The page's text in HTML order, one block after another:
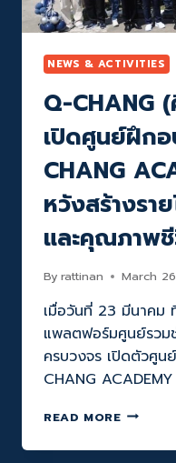
BRAND
2
ซ้อน
“แบ็
คอัพ
ทุก
บ้าน”
NEWS & ACTIVITIES
Q-CHANG
เปิดศูนย์ฝึกอ
CHANG
หวังสร้างรา
และคุณภาพชี
By rattinan March
เมื่อวันที่ 23 มีนาคม
แพลตฟอร์มศูนย์รวม
ครบวงจร เปิดตัวศูน
CHANG
READ MOREQ-
(คิว